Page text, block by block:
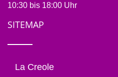
10:30 bis 18:00 Uhr
SITEMAP
La Creole